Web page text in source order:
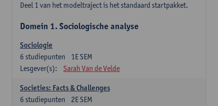
Deel 1 van het modeltraject is het standaard startpakket.
Domein 1. Sociologische analyse
Sociologie
1E SEM
6 studiepunten
Lesgever(s):
Sarah Van de Velde
Societies: Facts & Challenges
2E SEM
6 studiepunten